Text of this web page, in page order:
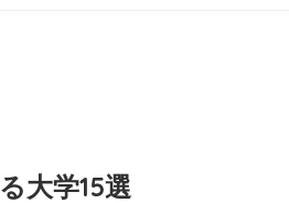
大学15選